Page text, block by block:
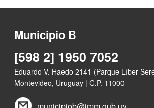
Municipio B
[598 2] 1950 7052
Eduardo V. Haedo 2141 (Parque Líber
Montevideo, Uruguay | C.P. 11000